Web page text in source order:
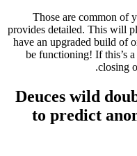
Those are
provides detailed.
have an upgraded
be functioning!
Deuces
to